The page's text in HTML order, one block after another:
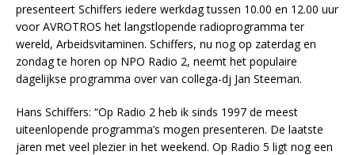
presenteert Schiffers iedere werkdag tussen 10.00 en 12.00 uur
voor AVROTROS het langstlopende radioprogramma ter
wereld, Arbeidsvitaminen. Schiffers, nu nog op zaterdag en
zondag te horen op NPO Radio 2, neemt het populaire
dagelijkse programma over van collega-dj Jan Steeman.
Hans Schiffers: “Op Radio 2 heb ik sinds 1997 de meest
uiteenlopende programma’s mogen presenteren. De laatste
jaren met veel plezier in het weekend. Op Radio 5 ligt nog een